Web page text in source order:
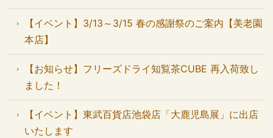
【イベント】3/13～3/15 春の感謝祭のご案内【美老園
本店】
【お知らせ】フリーズドライ知覧茶CUBE 再入荷致し
ました！
【イベント】東武百貨店池袋店「大鹿児島展」に出店
いたします